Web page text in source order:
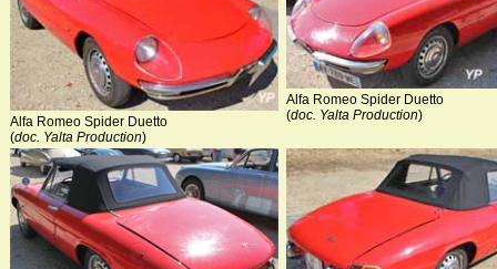
Alfa Romeo Spider Duetto
(doc. Yalta Production)
Alfa Romeo Spider Duetto
(doc. Yalta Production)